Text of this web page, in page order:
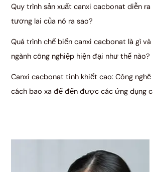
Quy trình sản xuất canxi cacbonat diễn
tương lai của nó ra sao?
Quá trình chế biến canxi cacbonat là gì
ngành công nghiệp hiện đại như thế nào?
Canxi cacbonat tinh khiết cao: Công
cách bao xa để đến được các ứng dụng